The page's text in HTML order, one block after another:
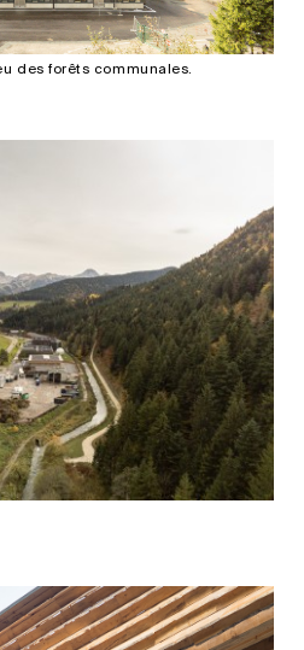
des forêts communales.